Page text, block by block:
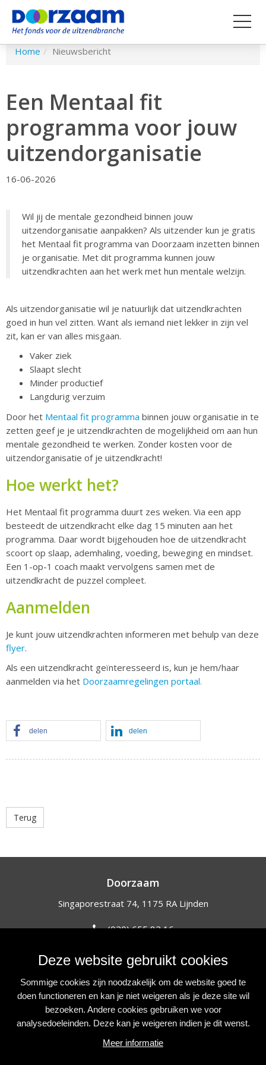
Spring
inhoud
Home Nieuwsbericht
Een Mentaal fit
programma voor jouw
uitzendorganisatie
16-06-2026
Wil jij de mentale gezondheid binnen jouw
uitzendorganisatie aanpakken? Als uitzender kun je gratis
het Mentaal fit programma van Doorzaam inzetten binnen
je organisatie. Met dit programma kunnen jouw
uitzendkrachten aan het werk met hun mentale welzijn.
Als uitzendorganisatie wil je natuurlijk dat uitzendkrachten
goed in hun vel zitten. Want als iemand niet lekker in zijn vel
zit, kan er van alles misgaan.
Vaker ziek
Slaapt slecht
Minder productief
Langdurig verzuim
Door het Mentaal fit programma binnen jouw organisatie in te
zetten geef je je uitzendkrachten de mogelijkheid om aan hun
mentale gezondheid te werken. Zonder kosten voor de
uitzendorganisatie of je uitzendkracht!
Hoe werkt het?
Het Mentaal fit programma duurt zes weken. Via een app
besteedt de uitzendkracht elke dag 15 minuten aan het
programma. Daar wordt bijgehouden hoe de uitzendkracht
scoort op slaap, ademhaling, voeding, beweging en mindset.
Een 1-op-1 coach maakt vervolgens samen met de
uitzendkracht de puzzel compleet.
Aanmelden
Je kunt jouw uitzendkrachten informeren met behulp van deze
flyer.
Als een uitzendkracht geïnteresseerd is, kun je hem/haar
aanmelden via het Doorzaamregelingen portaal.
delen delen
Terug
Doorzaam
Singaporestraat 74, 1175 RA Lijnden
(020) 655 82 16
NIEUWSBRIEF
Blijf op de hoogte van onze initiatieven, acties en projecten.
Inschrijven
VOLG ONS
Deze website gebruikt cookies
Sommige cookies zijn noodzakelijk om de website goed te
doen functioneren en kan je niet weigeren als je deze site wil
bezoeken. Andere cookies gebruiken we voor
analysedoeleinden. Deze kan je weigeren indien je dit wenst.
Meer informatie